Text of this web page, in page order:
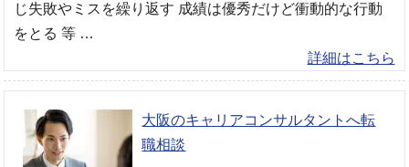
じ失敗やミスを繰り返す 成績は優秀だけど衝動的な行動
をとる 等 …
詳細はこちら
大阪のキャリアコンサルタントへ転
職相談